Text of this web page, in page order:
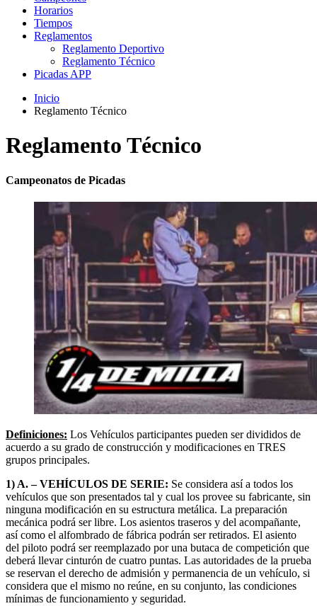
Horarios
Tiempos
Reglamentos
Reglamento Deportivo
Reglamento Técnico
Picadas APP
Inicio
Reglamento Técnico
Reglamento Técnico
Campeonatos de Picadas
Definiciones: Los Vehículos participantes pueden ser divididos de
acuerdo a su grado de construcción y modificaciones en TRES
grupos principales.
1) A. – VEHÍCULOS DE SERIE: Se considera así a todos los
vehículos que son presentados tal y cual los provee su fabricante, sin
ninguna modificación en su estructura metálica. La preparación
mecánica podrá ser libre. Los asientos traseros y del acompañante,
así como el alfombrado de fábrica podrán ser retirados. El asiento
del piloto podrá ser reemplazado por una butaca de competición que
deberá llevar cinturón de cuatro puntas. Las autoridades de la prueba
se reservan el derecho de admisión y permanencia de un vehículo, si
considera que el mismo no reúne, en su conjunto, las condiciones
mínimas de funcionamiento y seguridad.